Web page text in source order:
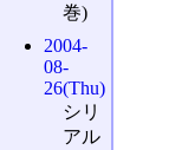
巻)
2004-
08-
26(Thu)
シリ
アル